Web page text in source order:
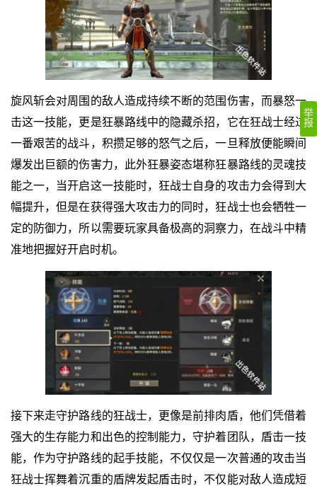
旋风斩会对周围的敌人造成持续不断的范围伤害，而暴怒一
击这一技能，更是狂暴路线中的隐藏杀招，它在狂战士经过
一番艰苦的战斗，积攒足够的怒气之后，一旦释放便能瞬间
爆发出巨额的伤害力，此外狂暴姿态堪称狂暴路线的灵魂技
能之一，当开启这一技能时，狂战士自身的攻击力会得到大
幅提升，但是在获得强大攻击力的同时，狂战士也会牺牲一
定的防御力，所以需要玩家具备极高的洞察力，在战斗中精
准地把握好开启时机。
接下来走守护路线的狂战士，更像是前排肉盾，他们凭借着
强大的生存能力和出色的控制能力，守护着团队，盾击一技
能，作为守护路线的起手技能，不仅仅是一次普通的攻击当
狂战士挥舞着沉重的盾牌发起盾击时，不仅能对敌人造成短
举
报